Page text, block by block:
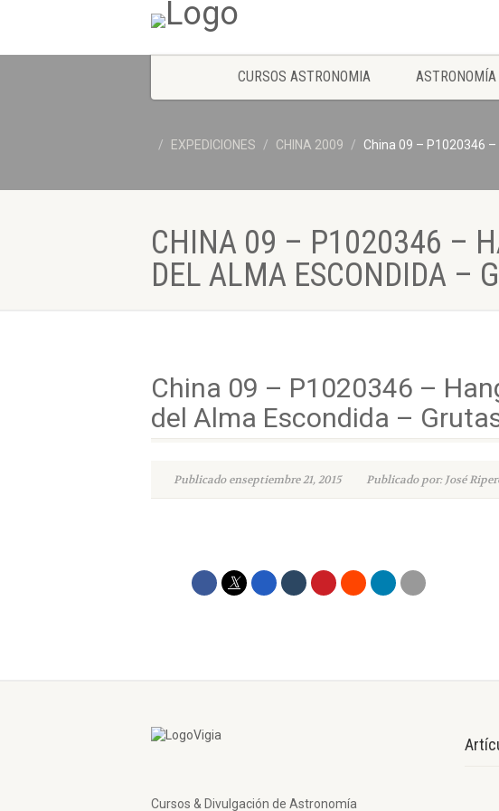
CURSOS ASTRONOMIA
EXPEDICIONES CHINA 2009 China 09 – P1020346
CHINA 09 – P1020346 –
DEL ALMA ESCONDIDA –
China 09 – P1020346 –
del Alma Escondida –
Publicado enseptiembre 21, 2015 Publicado por: José
Cursos & Divulgación de Astronomía